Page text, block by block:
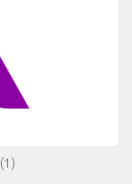
(1)